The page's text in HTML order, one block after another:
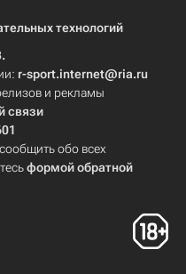
технологий
r-sport.internet@ria.ru
и рекламы
связи
обо всех
формой обратной